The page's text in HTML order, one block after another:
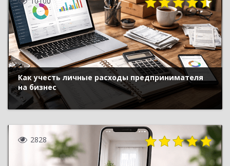
Как учесть личные расходы предпринимателя
на бизнес
2828